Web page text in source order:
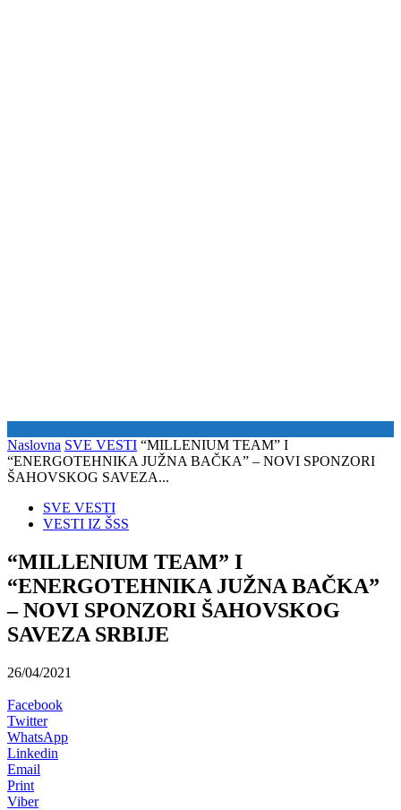
Naslovna SVE VESTI “MILLENIUM TEAM” I
“ENERGOTEHNIKA JUŽNA BAČKA” – NOVI SPONZORI
ŠAHOVSKOG SAVEZA...
SVE VESTI
VESTI IZ ŠSS
“MILLENIUM TEAM” I
“ENERGOTEHNIKA JUŽNA BAČKA”
– NOVI SPONZORI ŠAHOVSKOG
SAVEZA SRBIJE
26/04/2021
Facebook
Twitter
WhatsApp
Linkedin
Email
Print
Viber